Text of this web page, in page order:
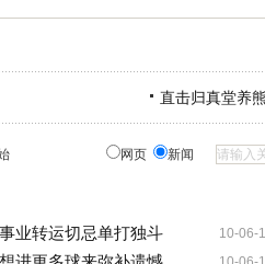
直击归真堂养
网页 新闻
10-06-
业转运切忌单打独斗